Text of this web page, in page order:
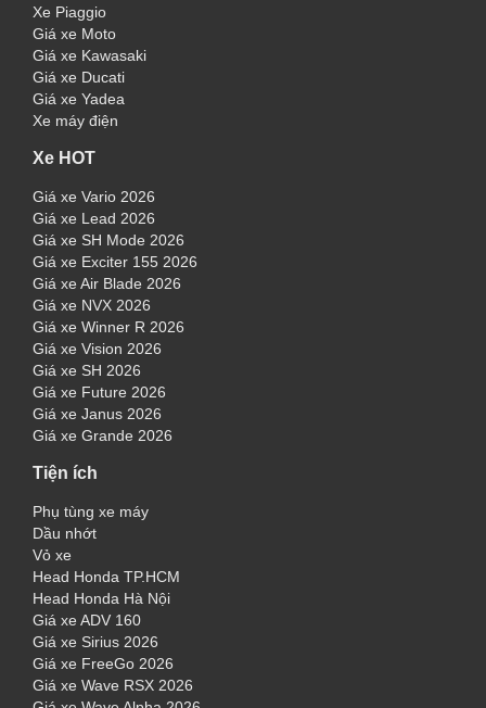
Xe Piaggio
Giá xe Moto
Giá xe Kawasaki
Giá xe Ducati
Giá xe Yadea
Xe máy điện
Xe HOT
Giá xe Vario 2026
Giá xe Lead 2026
Giá xe SH Mode 2026
Giá xe Exciter 155 2026
Giá xe Air Blade 2026
Giá xe NVX 2026
Giá xe Winner R 2026
Giá xe Vision 2026
Giá xe SH 2026
Giá xe Future 2026
Giá xe Janus 2026
Giá xe Grande 2026
Tiện ích
Phụ tùng xe máy
Dầu nhớt
Vỏ xe
Head Honda TP.HCM
Head Honda Hà Nội
Giá xe ADV 160
Giá xe Sirius 2026
Giá xe FreeGo 2026
Giá xe Wave RSX 2026